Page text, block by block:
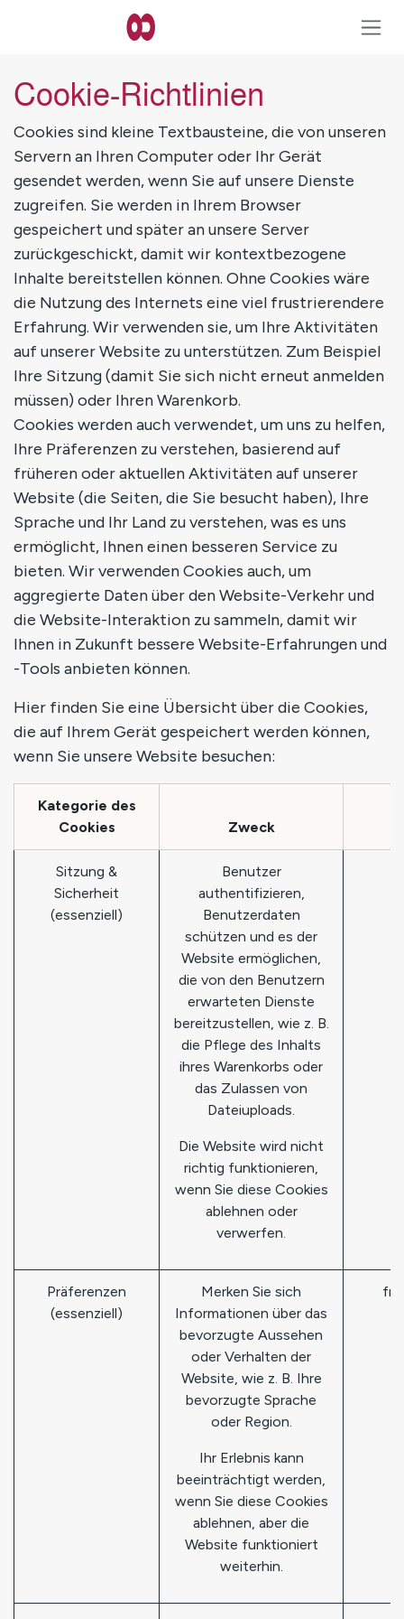
Zum Inhalt springen
Cookie-Richtlinien
Cookies sind kleine Textbausteine, die von unseren
Servern an Ihren Computer oder Ihr Gerät
gesendet werden, wenn Sie auf unsere Dienste
zugreifen. Sie werden in Ihrem Browser
gespeichert und später an unsere Server
zurückgeschickt, damit wir kontextbezogene
Inhalte bereitstellen können. Ohne Cookies wäre
die Nutzung des Internets eine viel frustrierendere
Erfahrung. Wir verwenden sie, um Ihre Aktivitäten
auf unserer Website zu unterstützen. Zum Beispiel
Ihre Sitzung (damit Sie sich nicht erneut anmelden
müssen) oder Ihren Warenkorb.
Cookies werden auch verwendet, um uns zu helfen,
Ihre Präferenzen zu verstehen, basierend auf
früheren oder aktuellen Aktivitäten auf unserer
Website (die Seiten, die Sie besucht haben), Ihre
Sprache und Ihr Land zu verstehen, was es uns
ermöglicht, Ihnen einen besseren Service zu
bieten. Wir verwenden Cookies auch, um
aggregierte Daten über den Website-Verkehr und
die Website-Interaktion zu sammeln, damit wir
Ihnen in Zukunft bessere Website-Erfahrungen und
-Tools anbieten können.
Hier finden Sie eine Übersicht über die Cookies,
die auf Ihrem Gerät gespeichert werden können,
wenn Sie unsere Website besuchen:
Kategorie des
Cookies
Zweck
Sitzung &
Sicherheit
(essenziell)
Benutzer
authentifizieren,
Benutzerdaten
schützen und es der
Website ermöglichen,
die von den Benutzern
erwarteten Dienste
bereitzustellen, wie z. B.
die Pflege des Inhalts
ihres Warenkorbs oder
das Zulassen von
Dateiuploads.
Die Website wird nicht
richtig funktionieren,
wenn Sie diese Cookies
ablehnen oder
verwerfen.
Präferenzen
(essenziell)
Merken Sie sich
Informationen über das
bevorzugte Aussehen
oder Verhalten der
Website, wie z. B. Ihre
bevorzugte Sprache
oder Region.
Ihr Erlebnis kann
beeinträchtigt werden,
wenn Sie diese Cookies
ablehnen, aber die
Website funktioniert
weiterhin.